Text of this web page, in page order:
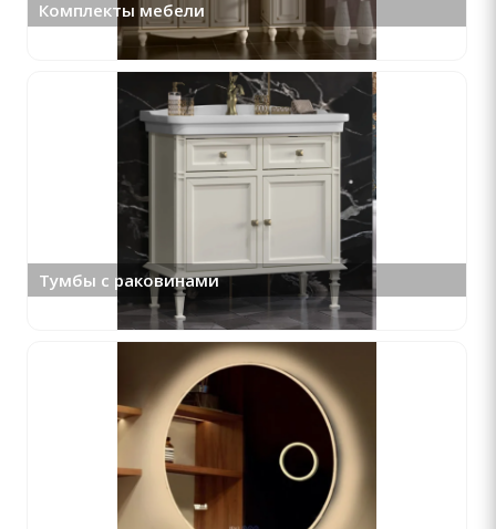
Комплекты мебели
Тумбы с раковинами